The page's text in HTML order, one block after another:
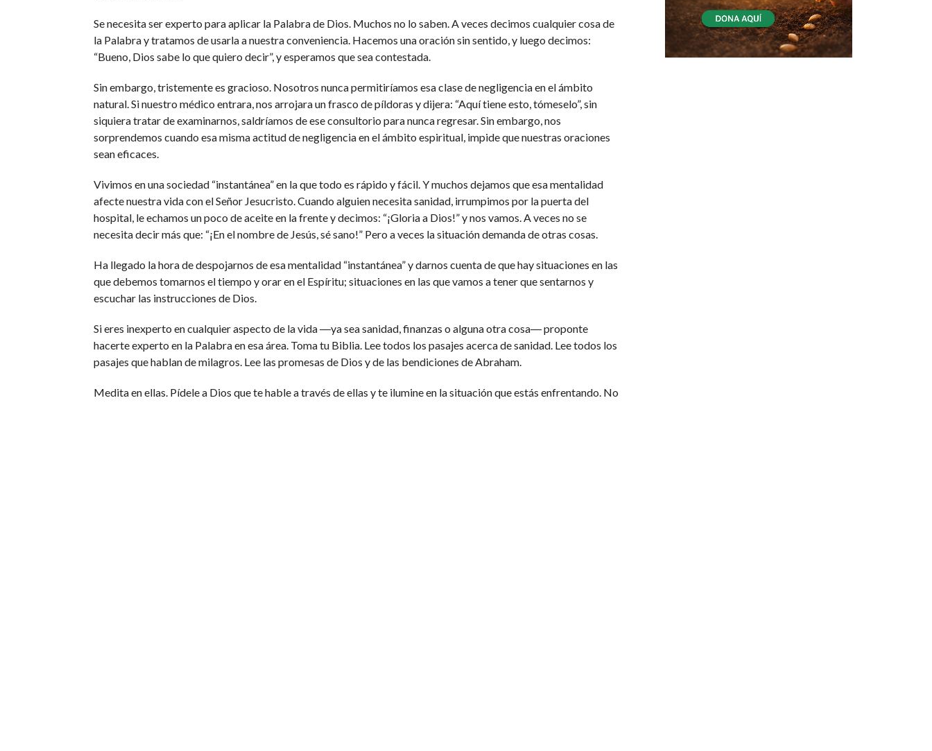
Se necesita ser experto para aplicar la Palabra de Dios. Muchos no lo saben. A veces decimos cualquier cosa de
la Palabra y tratamos de usarla a nuestra conveniencia. Hacemos una oración sin sentido, y luego decimos:
“Bueno, Dios sabe lo que quiero decir”, y esperamos que sea contestada.
Sin embargo, tristemente es gracioso. Nosotros nunca permitiríamos esa clase de negligencia en el ámbito
natural. Si nuestro médico entrara, nos arrojara un frasco de píldoras y dijera: “Aquí tiene esto, tómeselo”, sin
siquiera tratar de examinarnos, saldríamos de ese consultorio para nunca regresar. Sin embargo, nos
sorprendemos cuando esa misma actitud de negligencia en el ámbito espiritual, impide que nuestras oraciones
sean eficaces.
Vivimos en una sociedad “instantánea” en la que todo es rápido y fácil. Y muchos dejamos que esa mentalidad
afecte nuestra vida con el Señor Jesucristo. Cuando alguien necesita sanidad, irrumpimos por la puerta del
hospital, le echamos un poco de aceite en la frente y decimos: “¡Gloria a Dios!” y nos vamos. A veces no se
necesita decir más que: “¡En el nombre de Jesús, sé sano!” Pero a veces la situación demanda de otras cosas.
Ha llegado la hora de despojarnos de esa mentalidad “instantánea” y darnos cuenta de que hay situaciones en las
que debemos tomarnos el tiempo y orar en el Espíritu; situaciones en las que vamos a tener que sentarnos y
escuchar las instrucciones de Dios.
Si eres inexperto en cualquier aspecto de la vida ―ya sea sanidad, finanzas o alguna otra cosa― proponte
hacerte experto en la Palabra en esa área. Toma tu Biblia. Lee todos los pasajes acerca de sanidad. Lee todos los
pasajes que hablan de milagros. Lee las promesas de Dios y de las bendiciones de Abraham.
Medita en ellas. Pídele a Dios que te hable a través de ellas y te ilumine en la situación que estás enfrentando. No